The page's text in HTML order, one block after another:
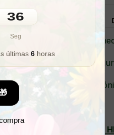
34
Seg
últimas 6 horas
¿Quieres
¿Deseas aplicarte ácido
¿Buscas un ácido
PACK 3 SUEROS ÁCIDO